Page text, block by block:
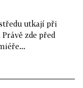
utkají při
zde před